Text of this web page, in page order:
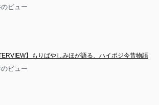
ビュー
】もりばやしみほが語る、ハイポジ今昔物語
ビュー